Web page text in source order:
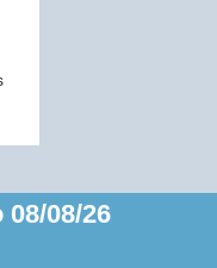
08/26